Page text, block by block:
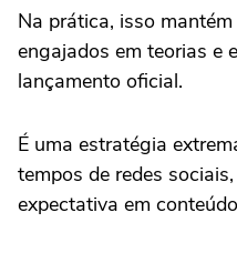
Na prática, isso
engajados em teorias e
lançamento oficial.
É uma estratégia
tempos de redes
expectativa em